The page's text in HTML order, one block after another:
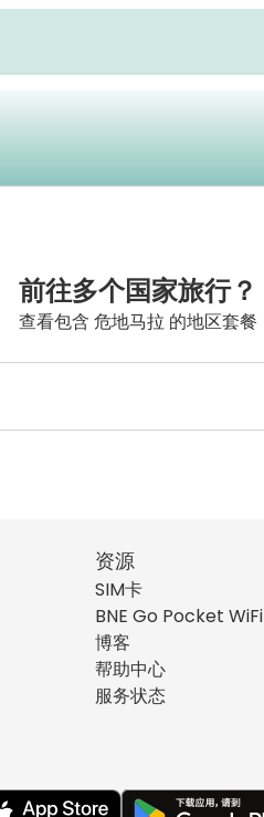
前往多个国家旅行？
查看包含 危地马拉 的地区套餐
资源
SIM卡
BNE Go Pocket WiFi
博客
帮助中心
服务状态